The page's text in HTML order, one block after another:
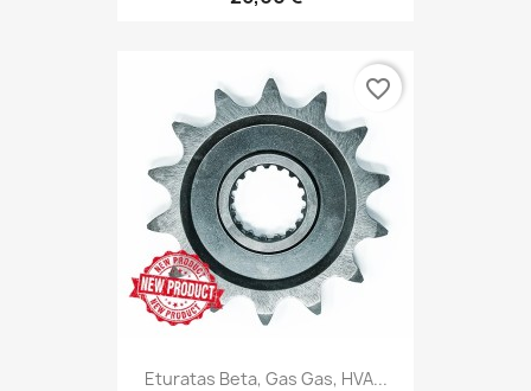
Eturatas Beta, Gas Gas, HVA...
favorite_border